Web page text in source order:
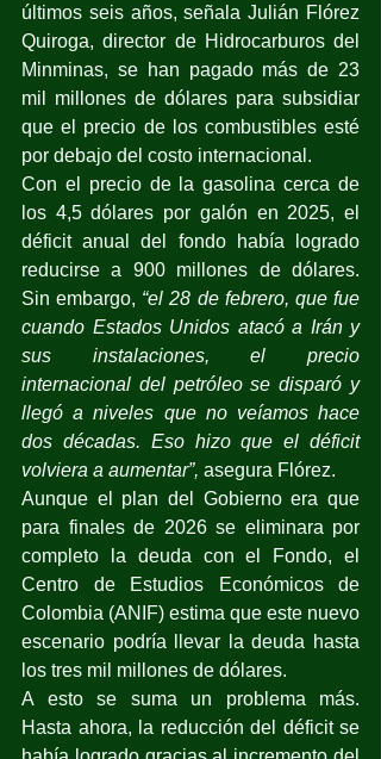
últimos seis años, señala Julián Flórez
Quiroga, director de Hidrocarburos del
Minminas, se han pagado más de 23
mil millones de dólares para subsidiar
que el precio de los combustibles esté
por debajo del costo internacional.
Con el precio de la gasolina cerca de
los 4,5 dólares por galón en 2025, el
déficit anual del fondo había logrado
reducirse a 900 millones de dólares.
Sin embargo, “el 28 de febrero, que fue
cuando Estados Unidos atacó a Irán y
sus instalaciones, el precio
internacional del petróleo se disparó y
llegó a niveles que no veíamos hace
dos décadas. Eso hizo que el déficit
volviera a aumentar”, asegura Flórez.
Aunque el plan del Gobierno era que
para finales de 2026 se eliminara por
completo la deuda con el Fondo, el
Centro de Estudios Económicos de
Colombia (ANIF) estima que este nuevo
escenario podría llevar la deuda hasta
los tres mil millones de dólares.
A esto se suma un problema más.
Hasta ahora, la reducción del déficit se